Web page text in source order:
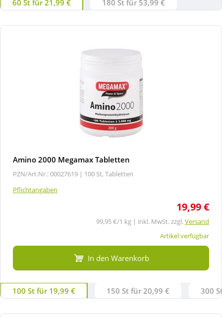
60 St für 21,99 € 180 St für 53,99 €
Amino 2000 Megamax Tabletten
PZN/Art.Nr.: 00027619 | 100 St, Tabletten
Pflichtangaben
19,99 €
99,95 €/1 kg | inkl. MwSt. zzgl.Versand
Artikel verfügbar
In den Warenkorb
100 St für 19,99 € 150 St für 20,99 € 300